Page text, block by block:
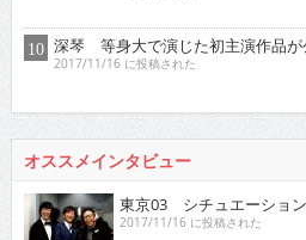
深琴 等身大で演じた初主演作品が
2017/11/16 に投稿された
オススメインタビュー
東京03 シチュエーショ
2017/11/16 に投稿された